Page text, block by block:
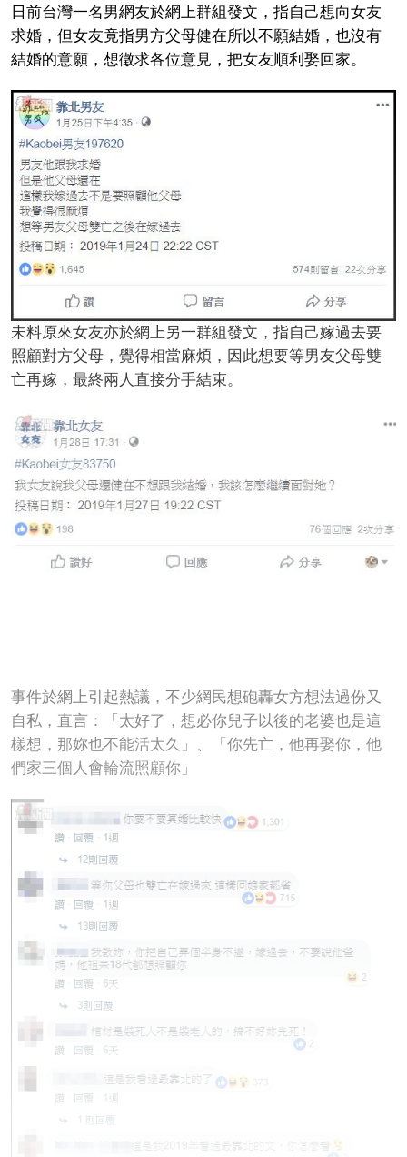
日前台灣一名男網友於網上群組發文，指自己想向女友
求婚，但女友竟指男方父母健在所以不願結婚，也沒有
結婚的意願，想徵求各位意見，把女友順利娶回家。
未料原來女友亦於網上另一群組發文，指自己嫁過去要
照顧對方父母，覺得相當麻煩，因此想要等男友父母雙
亡再嫁，最終兩人直接分手結束。
事件於網上引起熱議，不少網民想砲轟女方想法過份又
自私，直言：「太好了，想必你兒子以後的老婆也是這
樣想，那妳也不能活太久」、「你先亡，他再娶你，他
們家三個人會輪流照顧你」